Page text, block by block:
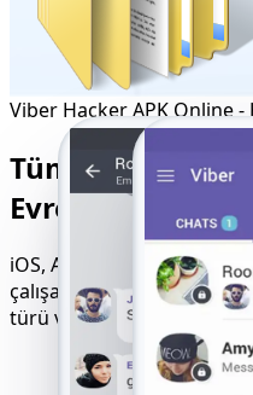
Viber Hacker APK Online
Tüm Cihazlarda
Evrensel Viber
iOS, Android, Windows ve
çalışan evrensel Viber
türü veya işletim sistemi